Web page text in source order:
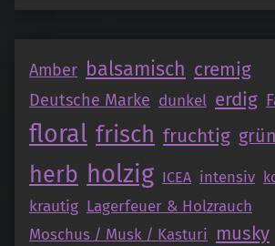
Amber balsamisch cremig
Deutsche Marke dunkel erdig
floral frisch fruchtig grün
herb holzig ICEA intensiv
krautig Lagerfeuer & Holzrauch
Moschus / Musk / Kasturi musky